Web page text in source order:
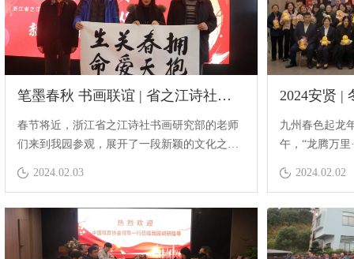
Affiliated companies
Company honor
Financial information announcements
Investor services
Funeral etiquette
笔墨春秋 书画联谊 | 省之江诗社书画研究部老师来我园采风迎新
春节将近，浙江省之江诗社书画研究部的老师
们来到我园参观，展开了一段新颖的文化之
2024.02.03
2024安贤 |
九州春色起龙
午，“龙腾万里
2024.02.02